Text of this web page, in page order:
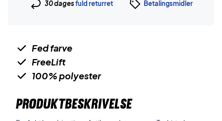
30 dagesfuld returret Betalingsmidler
Fed farve
FreeLift
100% polyester
PRODUKTBESKRIVELSE